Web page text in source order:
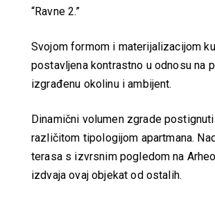
“Ravne 2.”
Svojom formom i materijalizacijom
postavljena kontrastno u odnosu na
izgrađenu okolinu i ambijent.
Dinamični volumen zgrade
različitom tipologijom apartmana.
terasa s izvrsnim pogledom na
izdvaja ovaj objekat od ostalih.